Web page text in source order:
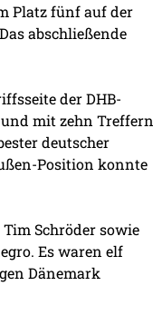
Platz fünf auf der
abschließende
der DHB-
mit zehn Treffern
deutscher
Position konnte
Schröder sowie
Es waren elf
Dänemark